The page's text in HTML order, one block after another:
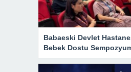
Babaeski Devlet
Bebek Dostu